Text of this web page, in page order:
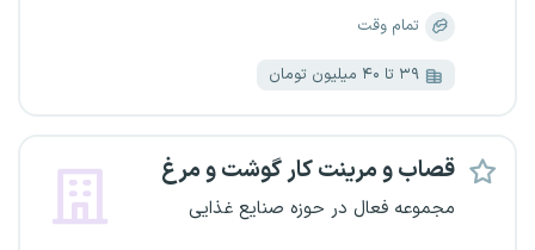
تمام وقت
۳۹ تا ۴۰ میلیون تومان
قصاب و مرینت کار گوشت و مرغ
مجموعه فعال در حوزه صنایع غذایی